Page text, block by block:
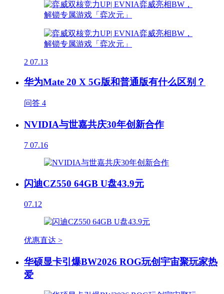
2 07.13
华为Mate 20 X 5G版和普通版有什么区别？
问答 4
NVIDIA与世嘉共庆30年创新合作
7 07.16
闪迪CZ550 64GB U盘43.9元
07.12
优惠直达 >
华硕显卡引爆BW2026 ROG玩创宇宙聚玩家热
爱